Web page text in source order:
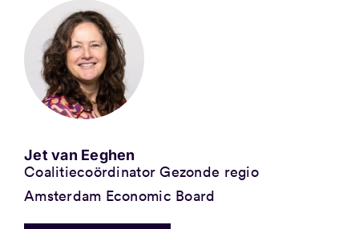
Jet van Eeghen
Coalitiecoördinator Gezonde regio
Amsterdam Economic Board